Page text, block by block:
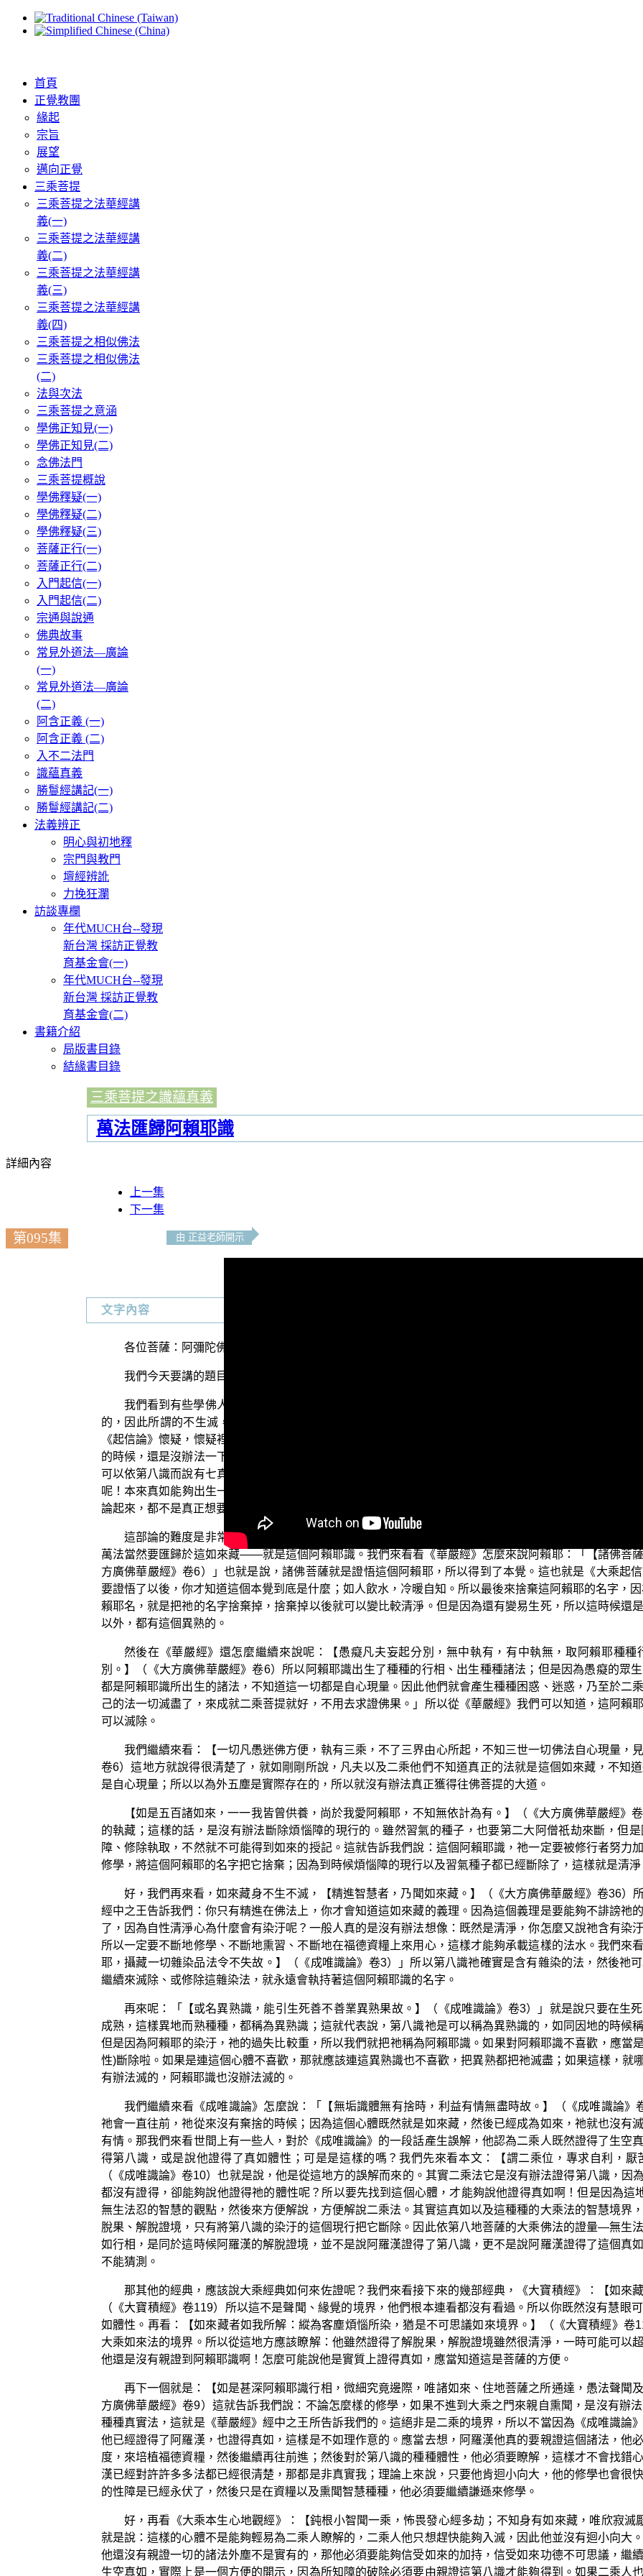
首頁
正覺教團
緣起
宗旨
展望
邁向正覺
三乘菩提
三乘菩提之法華經講
義(一)
三乘菩提之法華經講
義(二)
三乘菩提之法華經講
義(三)
三乘菩提之法華經講
義(四)
三乘菩提之相似佛法
三乘菩提之相似佛法
(二)
法與次法
三乘菩提之意涵
學佛正知見(一)
學佛正知見(二)
念佛法門
三乘菩提概說
學佛釋疑(一)
學佛釋疑(二)
學佛釋疑(三)
菩薩正行(一)
菩薩正行(二)
入門起信(一)
入門起信(二)
宗通與說通
佛典故事
常見外道法—廣論
(一)
常見外道法—廣論
(二)
阿含正義 (一)
阿含正義 (二)
入不二法門
識蘊真義
勝鬘經講記(一)
勝鬘經講記(二)
法義辨正
明心與初地釋
宗門與教門
壇經辨訛
力挽狂瀾
訪談專欄
年代MUCH台--發現
新台灣 採訪正覺教
育基金會(一)
年代MUCH台--發現
新台灣 採訪正覺教
育基金會(二)
書籍介紹
局版書目錄
結緣書目錄
三乘菩提之識蘊真義
萬法匯歸阿賴耶識
詳細內容
上一集
下一集
第095集 由 正益老師開示
文字內容
各位菩薩：阿彌陀佛！
我們今天要講的題目是：〈萬法匯歸阿賴耶識〉。
我們看到有些學佛人，或是說是研究佛法的人，他們對於《大乘起信論》是懷疑的。可是《大乘起信
的，因此所謂的不生滅，就是指這個阿賴耶識、如來藏、真如、法身、第八識，所以為什麼要去攻擊《
《起信論》懷疑，懷疑裡面講的法不對。可是這阿賴耶識真的是很特別，祂有祂自己的清淨性；可是祂也
的時候，還是沒辦法一下就清淨，所以不論我們怎麼看「緣起」就是有這個現象。然而雖然如此，卻不妨
可以依第八識而說有七真如。既然是這樣，你怎麼能夠否定這個真如心呢？有的人認為《大乘起信論》有
呢！本來真如能夠出生一切諸法，所以《般若經》就特別說啦：真如雖生萬法嘛……；所以我們應當改變
論起來，都不是真正想要親證這個實相，對佛法的真實義沒辦法信受，自然就沒有辦法可以親證，因此應當
這部論的難度是非常高的，所以應當來想「萬法當然就是真妄和合」嘛。然後在這個過程中有八識心
萬法當然要匯歸於這如來藏——就是這個阿賴耶識。我們來看看《華嚴經》怎麼來說阿賴耶：「【諸佛菩
方廣佛華嚴經》卷6）」也就是說，諸佛菩薩就是證悟這個阿賴耶，所以得到了本覺。這也就是《大乘起
要證悟了以後，你才知道這個本覺到底是什麼；如人飲水，冷暖自知。所以最後來捨棄這阿賴耶的名字，
賴耶名，就是把祂的名字捨棄掉，捨棄掉以後就可以變比較清淨。但是因為還有變易生死，所以這時候還
以外，都有這個異熟的。
然後在《華嚴經》還怎麼繼續來說呢：【愚癡凡夫妄起分別，無中執有，有中執無，取阿賴耶種
別。】（《大方廣佛華嚴經》卷6）所以阿賴耶識出生了種種的行相、出生種種諸法；但是因為愚癡的眾
都是阿賴耶識所出生的諸法，不知道這一切都是自心現量。因此他們就會產生種種困惑、迷惑，乃至於二
己的法一切滅盡了，來成就二乘菩提就好，不用去求證佛果。」所以從《華嚴經》我們可以知道，這阿
可以滅除。
我們繼續來看：【一切凡愚迷佛方便，執有三乘，不了三界由心所起，不知三世一切佛法自心現量，
卷6）這地方就說得很清楚了，就如剛剛所說，凡夫以及二乘他們不知道真正的法就是這個如來藏，不知
是自心現量；所以以為外五塵是實際存在的，所以就沒有辦法真正獲得往佛菩提的大道。
【如是五百諸如來，一一我皆曾供養，尚於我愛阿賴耶，不知無依計為有。】（《大方廣佛華嚴經》
的執藏；這樣的話，是沒有辦法斷除煩惱障的現行的。雖然習氣的種子，也要第二大阿僧祇劫來斷，但
障、修除執取，不然就不可能得到如來的授記。這就告訴我們說：這個阿賴耶識，祂一定要被修行者努
修學，將這個阿賴耶的名字把它捨棄；因為到時候煩惱障的現行以及習氣種子都已經斷除了，這樣就是清淨
好，我們再來看，如來藏身不生不滅，【精進智慧者，乃聞如來藏。】（《大方廣佛華嚴經》卷36）
經中之王告訴我們：你只有精進在佛法上，你才會知道這如來藏的義理。因為這個義理是要能夠不誹謗祂
了，因為自性清淨心為什麼會有染汙呢？一般人真的是沒有辦法想像：既然是清淨，你怎麼又說祂含有染
所以一定要不斷地修學、不斷地熏習、不斷地在福德資糧上來用心，這樣才能夠承載這樣的法水。我們來
耶，攝藏一切雜染品法令不失故。】（《成唯識論》卷3）」所以第八識祂確實是含有雜染的法，然後祂
繼續來滅除、或修除這雜染法，就永遠會執持著這個阿賴耶識的名字。
再來呢：「【或名異熟識，能引生死善不善業異熟果故。】（《成唯識論》卷3）」就是說只要在生
成熟，這樣異地而熟種種，都稱為異熟識；這就代表說，第八識祂是可以稱為異熟識的，如同因地的時候
但是因為阿賴耶的染汙，祂的過失比較重，所以我們就把祂稱為阿賴耶識。如果對阿賴耶識不喜歡，應當
性)斷除啦。如果是連這個心體不喜歡，那就應該連這異熟識也不喜歡，把異熟都把祂滅盡；如果這樣，就
有辦法滅的，阿賴耶識也沒辦法滅的。
我們繼續來看《成唯識論》怎麼說：「【無垢識體無有捨時，利益有情無盡時故。】（《成唯識論》
祂會一直往前，祂從來沒有棄捨的時候；因為這個心體既然就是如來藏，然後已經成為如來，祂就也沒
有情。那我們來看世間上有一些人，對於《成唯識論》的一段話產生誤解，他認為二乘人既然證得了生空
得第八識，或是說他證得了真如體性；可是是這樣的嗎？我們先來看本文：【謂二乘位，專求自利，厭
（《成唯識論》卷10）也就是說，他是從這地方的誤解而來的。其實二乘法它是沒有辦法證得第八識，因
都沒有證得，卻能夠說他證得祂的體性呢？所以要先找到這個心體，才能夠說他證得真如啊！但是因為這
無生法忍的智慧的觀點，然後來方便解說，方便解說二乘法。其實這真如以及這種種的大乘法的智慧境界
脫果、解脫證境，只有將第八識的染汙的這個現行把它斷除。因此依第八地菩薩的大乘佛法的證量—無生
如行相，是同於這時候阿羅漢的解脫證境，並不是說阿羅漢證得了第八識，更不是說阿羅漢證得了這個真
不能猜測。
那其他的經典，應該說大乘經典如何來佐證呢？我們來看接下來的幾部經典，《大寶積經》：【如來
（《大寶積經》卷119）所以這不是聲聞、緣覺的境界，他們根本連看都沒有看過。所以你既然沒有慧眼
如體性。再看：【如來藏者如我所解：縱為客塵煩惱所染，猶是不可思議如來境界。】（《大寶積經》卷
大乘如來法的境界。所以從這地方應該瞭解：他雖然證得了解脫果，解脫證境雖然很清淨，一時可能可以
他還是沒有親證到阿賴耶識啊！怎麼可能說他是實質上證得真如，應當知道這是菩薩的方便。
再下一個就是：【如是甚深阿賴耶識行相，微細究竟邊際，唯諸如來、住地菩薩之所通達，愚法聲聞
方廣佛華嚴經》卷9）這就告訴我們說：不論怎麼樣的修學，如果不進到大乘之門來親自熏聞，是沒有辦
種種真實法，這就是《華嚴經》經中之王所告訴我們的。這絕非是二乘的境界，所以不當因為《成唯識論
他已經證得了阿羅漢，也證得真如，這樣是不如理作意的。應當去想，阿羅漢他真的要親證這個諸法，他
度，來培植福德資糧，然後繼續再往前進；然後對於第八識的種種體性，他必須要瞭解，這樣才不會找錯
漢已經對許許多多法都已經很清楚，那都是非真實我；理論上來說，只要他肯迴小向大，他的修學也會很
的性障是已經永伏了，然後只是在資糧以及熏聞智慧種種，他必須要繼續謙遜來修學。
好，再看《大乘本生心地觀經》：【鈍根小智聞一乘，怖畏發心經多劫；不知身有如來藏，唯欣寂
就是說：這樣的心體不是能夠輕易為二乘人瞭解的，二乘人他只想趕快能夠入滅，因此他並沒有迴小向大
他還沒有親證一切的諸法外塵不是實有的，那他必須要能夠信受如來的加持，信受如來功德不可思議，繼
生空真如，實際上是一個方便的開示，因為所知障的破除必須要由親證這第八識才能夠得到。如果二乘人